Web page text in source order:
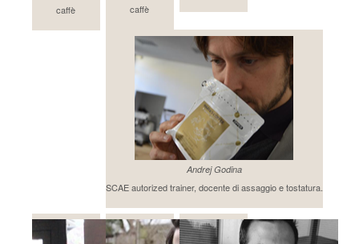
caffè
caffè
Andrej Godina
SCAE autorized trainer, docente di assaggio e tostatura.